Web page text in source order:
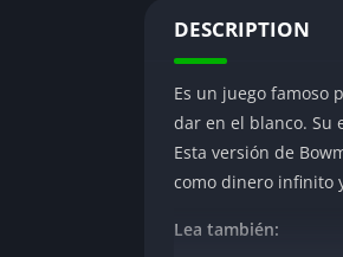
DESCRIPTION
Es un juego famoso
dar en el blanco. Su
Esta versión de
como dinero infinito
Lea también: